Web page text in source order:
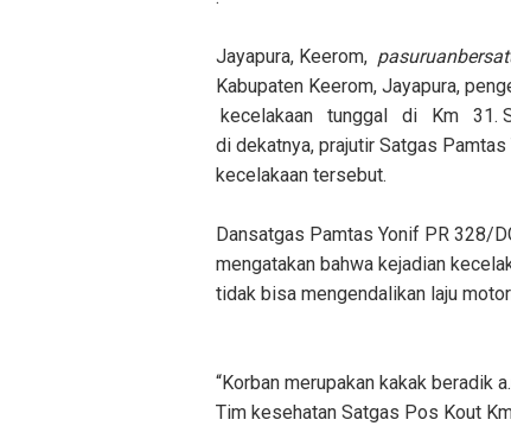
Jayapura, Keerom,
Kabupaten Keerom, Jayapura,
kecelakaan tunggal di Km 31.
di dekatnya, prajutir Satgas
kecelakaan tersebut.
Dansatgas Pamtas Yonif PR 328/
mengatakan bahwa kejadian
tidak bisa mengendalikan laju
“Korban merupakan kakak beradik
Tim kesehatan Satgas Pos Kout